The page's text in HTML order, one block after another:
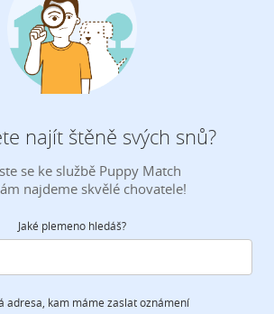
najít štěně svých snů?
se ke službě Puppy Match
najdeme skvělé chovatele!
Jaké plemeno hledáš?
adresa, kam máme zaslat oznámení